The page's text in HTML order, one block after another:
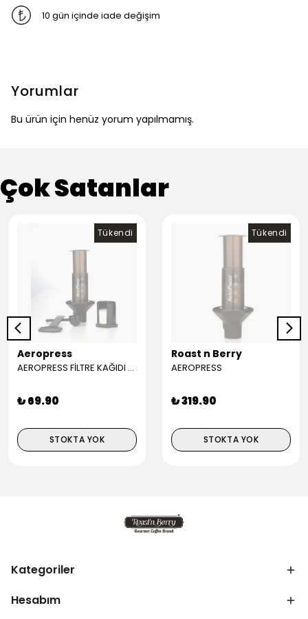
10 gün içinde iade değişim
Yorumlar
Bu ürün için henüz yorum yapılmamış.
Çok Satanlar
Tükendi
Aeropress
AEROPRESS FİLTRE KAĞIDI (350)
₺ 69.90
STOKTA YOK
Tükendi
Roast n Berry
AEROPRESS
₺ 319.90
STOKTA YOK
Kategoriler
Hesabım